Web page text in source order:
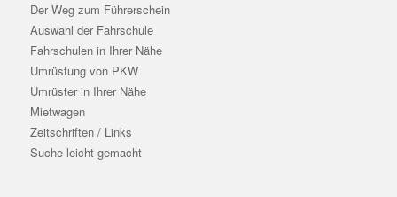
Der Weg zum Führerschein
Auswahl der Fahrschule
Fahrschulen in Ihrer Nähe
Umrüstung von PKW
Umrüster in Ihrer Nähe
Mietwagen
Zeitschriften / Links
Suche leicht gemacht